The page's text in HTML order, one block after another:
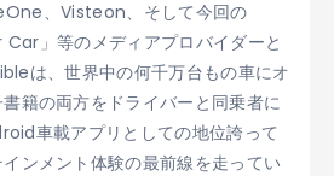
、Visteon、そして今回の
Car」等のメディアプロバイダーと
は、世界中の何千万台もの車にオ
籍の両方をドライバーと同乗者に
車載アプリとしての地位誇って
ンメント体験の最前線を走ってい